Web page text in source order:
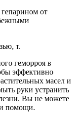
от
т.
геморроя в
эффективно
масел и
руки устранить
Вы не можете
помощи.